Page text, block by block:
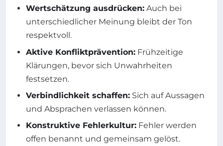
Wertschätzung ausdrücken: Auch bei
unterschiedlicher Meinung bleibt der Ton
respektvoll.
Aktive Konfliktprävention: Frühzeitige
Klärungen, bevor sich Unwahrheiten
festsetzen.
Verbindlichkeit schaffen: Sich auf Aussagen
und Absprachen verlassen können.
Konstruktive Fehlerkultur: Fehler werden
offen benannt und gemeinsam gelöst.